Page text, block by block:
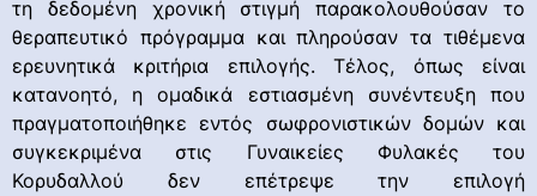
τη δεδομένη χρονική στιγμή παρακολουθούσαν το
θεραπευτικό πρόγραμμα και πληρούσαν τα τιθέμενα
ερευνητικά κριτήρια επιλογής. Τέλος, όπως είναι
κατανοητό, η ομαδικά εστιασμένη συνέντευξη που
πραγματοποιήθηκε εντός σωφρονιστικών δομών και
συγκεκριμένα στις Γυναικείες Φυλακές του
Κορυδαλλού δεν επέτρεψε την επιλογή